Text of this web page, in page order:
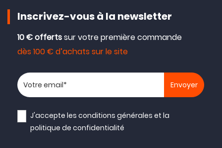
Inscrivez-vous à la newsletter
10 € offertssur votre première commande
dès 100 € d’achats sur le site
Votre adresse email
J'accepte lesconditions générales et la
politique de confidentialité